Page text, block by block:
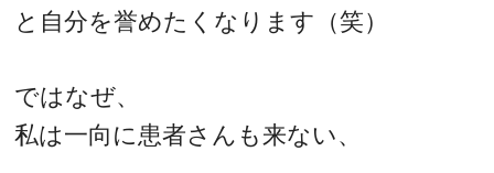
と自分を誉めたくなります（笑）
ではなぜ、
私は一向に患者さんも来ない、